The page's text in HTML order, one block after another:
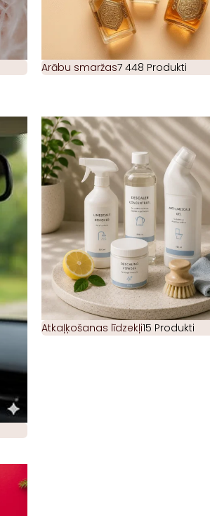
Arābu smaržas7 448 Produkti
Atkaļķošanas līdzekļi15 Produkti